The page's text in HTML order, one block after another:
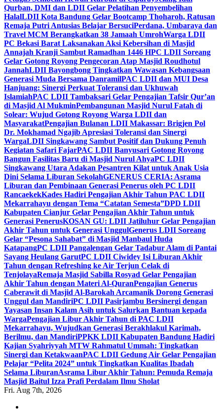
Qurban, DMI dan LDII Gelar Pelatihan Penyembelihan
HalalLDII Kota Bandung Gelar Bootcamp Thoharoh, Ratusan
Remaja Putri Antusias Belajar BersuciPerdana, Umbaraya dan
Travel MCM Berangkatkan 38 Jamaah UmrohWarga LDII
PC Bekasi Barat Laksanakan Aksi Kebersihan di Masjid
Annajah Kranji Sambut Ramadhan 1446 HPC LDII Soreang
Gelar Gotong Royong Pengecoran Atap Masjid Roudhotul
JannahLDII Bayongbong Tingkatkan Wawasan Kebangsaan
Generasi Muda Bersama DanramilPAC LDII dan MUI Desa
Hanjuang: Sinergi Perkuat Toleransi dan Ukhuwah
IslamiahPAC LDII Tambaksari Gelar Pengajian Tafsir Qur’an
di Masjid Al MukminPembangunan Masjid Nurul Fatah di
Solear: Wujud Gotong Royong Warga LDII dan
MasyarakatPengajian Bulanan LDII Makassar: Brigjen Pol
Dr. Mokhamad Ngajib Apresiasi Toleransi dan Sinergi
WargaLDII Singkawang Sambut Positif dan Dukung Penuh
Kegiatan Safari FajarPAC LDII Banyusari Gotong Royong
Bangun Fasilitas Baru di Masjid Nurul AhyaPC LDII
Singkawang Utara Adakan Pesantren Kilat untuk Anak Usia
Dini Selama Liburan SekolahGENERUS CERIA: Asrama
Liburan dan Pembinaan Generasi Penerus oleh PC LDII
RancaekekKades Hadiri Pengajian Akhir Tahun PAC LDII
Mekarrahayu dengan Tema “Catatan Semesta”DPD LDII
Kabupaten Cianjur Gelar Pengajian Akhir Tahun untuk
Generasi PenerusKOSAN GU: LDII Jatiluhur Gelar Pengajian
Akhir Tahun untuk Generasi UnggulGenerus LDII Soreang
Gelar “Pesona Sahabat” di Masjid Manbaul Huda
KatapangPC LDII Pangalengan Gelar Tadabur Alam di Pantai
Sayang Heulang GarutPC LDII Ciwidey Isi Liburan Akhir
Tahun dengan Refreshing ke Air Terjun Celak di
TenjolayaRemaja Masjid Sabilla Rosyad Gelar Pengajian
Akhir Tahun dengan Materi Al-QuranPengajian Generus
Caberawit di Masjid Al-Barokah Arcamanik Dorong Generasi
Unggul dan MandiriPC LDII Pasirjambu Bersinergi dengan
Yayasan Insan Kalam Asih untuk Salurkan Bantuan kepada
WargaPengajian Libur Akhir Tahun di PAC LDII
Mekarrahayu, Wujudkan Generasi Berakhlakul Karimah,
Berilmu, dan MandiriPPKK LDII Kabupaten Bandung Hadiri
Kajian Syahriyyah MTW Rahmatul Ummah: Tingkatkan
Sinergi dan KetakwaanPAC LDII Gedung Air Gelar Pengajian
Pelajar “Pelita 2024” untuk Tingkatkan Kualitas Ibadah
Selama LiburanAsrama Libur Akhir Tahun: Pemuda Remaja
Masjid Baitul Izza Prafi Perdalam Ilmu Sholat
Fri. Aug 7th, 2026